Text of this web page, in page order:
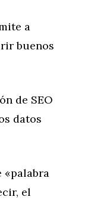
a
buenos
de SEO
datos
«palabra
el